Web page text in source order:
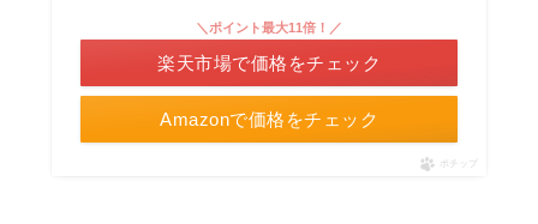
Amazonで価格をチェック
＼ポイント最大11倍！／
楽天市場で価格をチェック
ポチップ